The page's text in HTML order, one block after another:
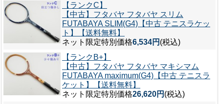
【ランクC】
【中古】フタバヤ フタバヤ スリム
FUTABAYA SLIM(G4)【中古 テニスラケッ
ト】【送料無料】
ネット限定特別価格6,534円 (税込)
【ランクB+】
【中古】フタバヤ フタバヤ マキシマム
FUTABAYA maximum(G4)【中古 テニスラ
ケット】【送料無料】
ネット限定特別価格26,620円 (税込)